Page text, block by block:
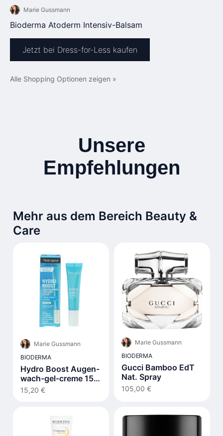
Marie Gussmann
Bioderma Atoderm Intensiv-Balsam
Jetzt bei Dress-for-Less kaufen
Alle Shopping Optionen zeigen »
Unsere
Empfehlungen
Mehr aus dem Bereich Beauty &
Care
Marie Gussmann
BIODERMA
Hydro Boost Augen-
wach-gel-creme 15
ml
15,20 €
Marie Gussmann
BIODERMA
Gucci Bamboo EdT
Nat. Spray
105,00 €